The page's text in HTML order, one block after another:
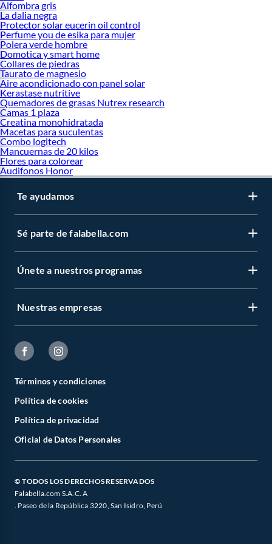
Alfombra gris
La dalia negra
Protector solar eucerin oil control
Perfume you de esika para mujer
Polera verde hombre
Domotica y smart home
Collares de piedras
Taurato de magnesio
Aire acondicionado con panel solar
Kerastase nutritive
Quemadores de grasas Nutrex research
Camas 1 plaza
Creatina monohidratada
Macetas para suculentas
Combo logitech
Mancuernas de 20 kilos
Flores para colorear
Audifonos Honor
Te ayudamos
Sé parte de falabella.com
Únete a nuestros programas
Nuestras empresas
Términos y condiciones
Política de cookies
Política de privacidad
Oficial de Datos Personales
© TODOS LOS DERECHOS RESERVADOS
Falabella.com S.A.C. A
. Paseo de la República 3220, San Isidro, Perú